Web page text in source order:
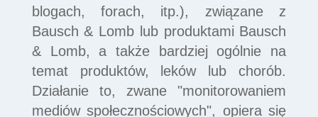
blogach, forach, itp.), związane z
Bausch & Lomb lub produktami Bausch
& Lomb, a także bardziej ogólnie na
temat produktów, leków lub chorób.
Działanie to, zwane "monitorowaniem
mediów społecznościowych", opiera się